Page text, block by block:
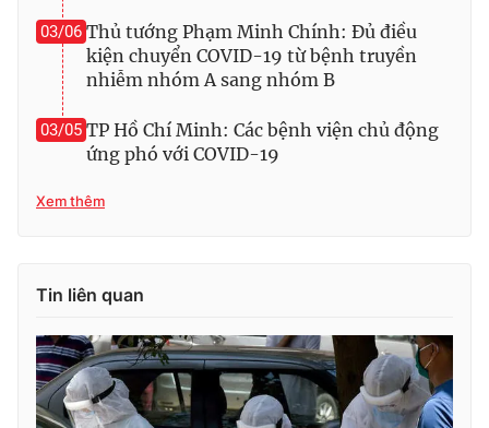
THỜI BÁO VTV
Theo dõi báo trên
Cơ quan chủ quản:
cấp ngày 29/12/2023
Phó Tổng Biên tập:Nguyễn Thị Mỹ Hạnh, Phạm Quốc Thắng,
Nguyễn Trọng Ninh
Tổng đài VTV:024.38 355 931 - 024.38 355 932
03/06 Thủ tướng Phạm Minh Chính: Đủ điều
kiện chuyển COVID-19 từ bệnh truyền
nhiễm nhóm A sang nhóm B
03/05 TP Hồ Chí Minh: Các bệnh viện chủ động
ứng phó với COVID-19
Xem thêm
Tin liên quan